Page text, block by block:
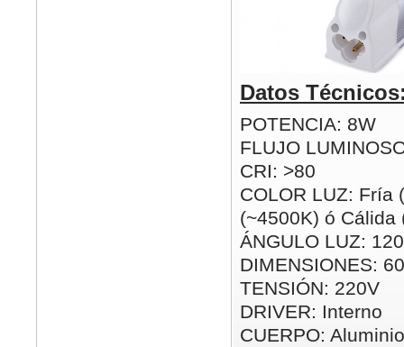
Datos
POTENCIA: 8W
FLUJO
CRI: >80
COLOR LUZ: Fría
(~4500K) ó Cálida
ÁNGULO LUZ:
DIMENSIONES:
TENSIÓN: 220V
DRIVER: Interno
CUERPO: Aluminio